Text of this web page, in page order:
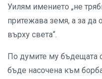
Уилям имението „не
притежава земя, а за да
върху света“.
По думите му бъдещата
бъде насочена към